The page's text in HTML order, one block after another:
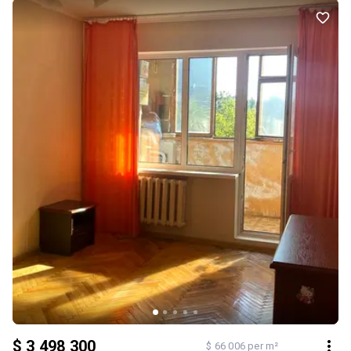
Будинок 2021 року (монолітно-каркасна технологія будівництва,
кухня-вітальня - 22 м² окрема спальня - 15 м² санвузол з ванною
бачите на фото. Встановлені якісні та зносостійкі меблі, які
прослужать багато років. У ванній кімнаті облаштовано теплу
індивідуальним проєктом; дорогі та якісні матеріали; повністю
нова квартира; власна газова котельня (індивідуальне
опалення) підземний паркінг, який використовується як укриття;
квартира не потребує жодних додаткових вкладень — можна
заїжджати одразу після покупки. Локація: У пішій доступності: ТЦ
«Променада», супермаркети, кафе, дитячі садочки, школа,
зручна транспортна розвязка, що дозволяє швидко дістатися
до центру Києва. Без комісії для покупця Заріцька Анастасія тел.
099 446 35 99
$ 3 498 300 $ 66 006 per m²